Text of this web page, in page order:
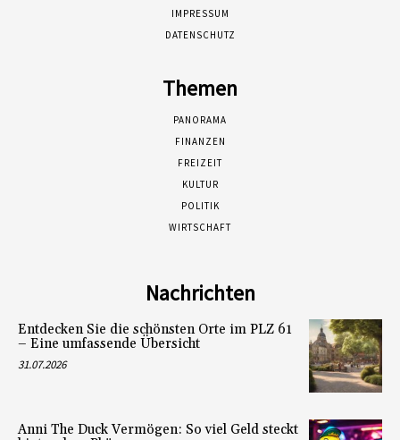
IMPRESSUM
DATENSCHUTZ
Themen
PANORAMA
FINANZEN
FREIZEIT
KULTUR
POLITIK
WIRTSCHAFT
Nachrichten
Entdecken Sie die schönsten Orte im PLZ 61
– Eine umfassende Übersicht
31.07.2026
Anni The Duck Vermögen: So viel Geld steckt